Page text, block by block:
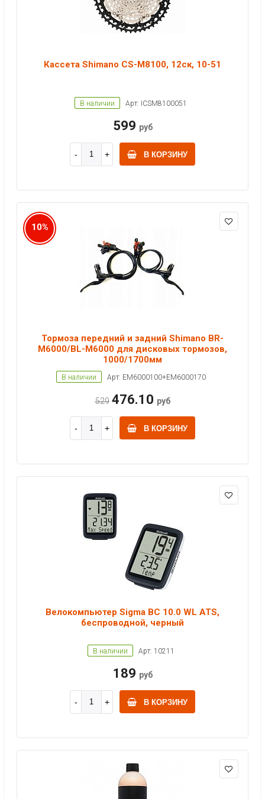
Кассета Shimano CS-M8100, 12ск, 10-51
В наличии Арт: ICSM8100051
599 руб
В КОРЗИНУ
10%
Тормоза передний и задний Shimano BR-
M6000/BL-M6000 для дисковых тормозов,
1000/1700мм
В наличии Арт: EM6000100+EM6000170
529 476.10 руб
В КОРЗИНУ
Велокомпьютер Sigma BC 10.0 WL ATS,
беспроводной, черный
В наличии Арт: 10211
189 руб
В КОРЗИНУ